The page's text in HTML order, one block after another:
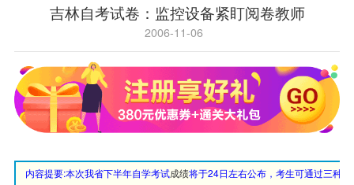
吉林自考试卷：监控设备紧盯阅卷教师
2006-11-06
内容提要:本次我省下半年自学考试成绩将于24日左右公布，考生可通过三种